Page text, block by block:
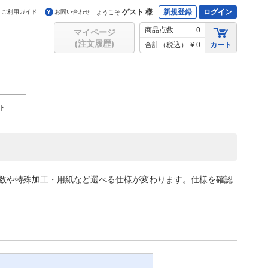
ご利用ガイド お問い合わせ ようこそ ゲスト 様 新規登録 ログイン
マイページ
(注文履歴)
商品点数
0
合計（税込）
¥ 0 カート
特殊加工・用紙など選べる仕様が変わります。仕様を確認